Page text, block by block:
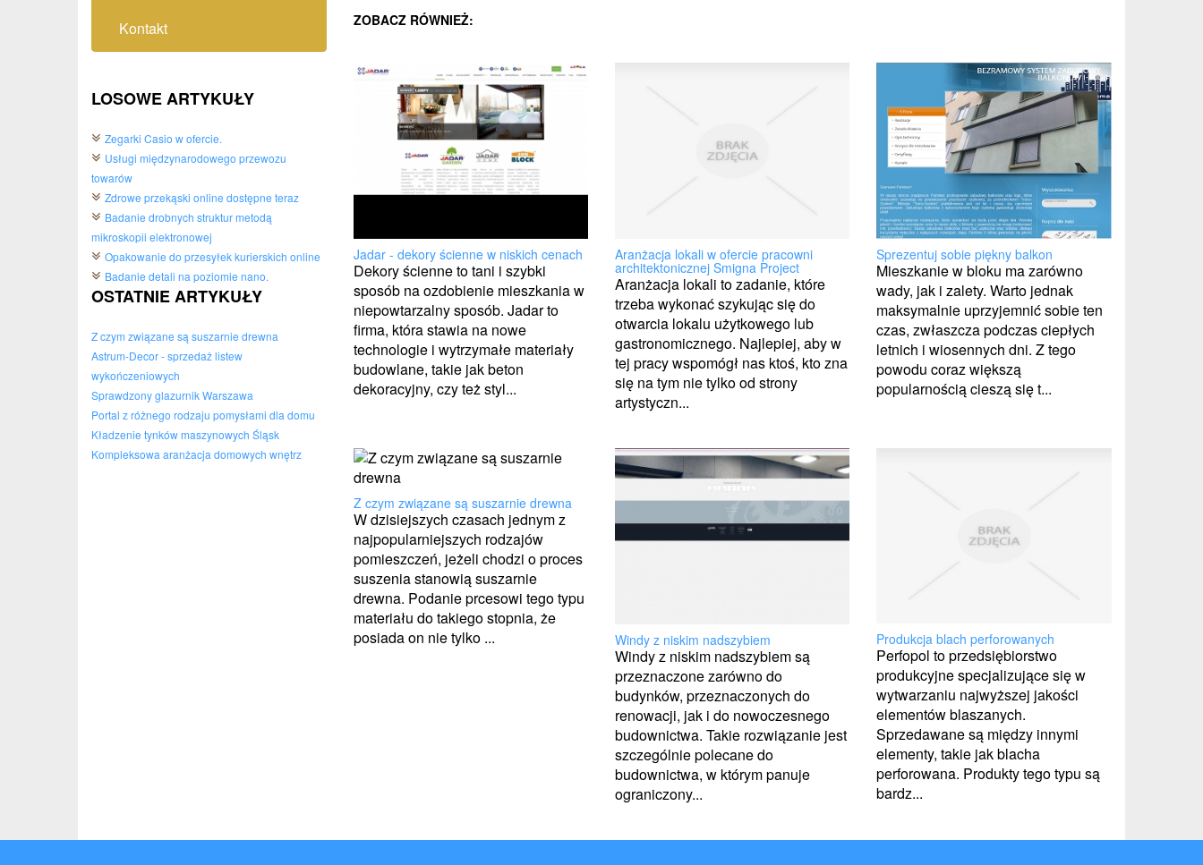
Kontakt
LOSOWE ARTYKUŁY
Zegarki Casio w ofercie.
Usługi międzynarodowego przewozu
towarów
Zdrowe przekąski online dostępne teraz
Badanie drobnych struktur metodą
mikroskopii elektronowej
Opakowanie do przesyłek kurierskich online
Badanie detali na poziomie nano.
OSTATNIE ARTYKUŁY
Z czym związane są suszarnie drewna
Astrum-Decor - sprzedaż listew
wykończeniowych
Sprawdzony glazurnik Warszawa
Portal z różnego rodzaju pomysłami dla domu
Kładzenie tynków maszynowych Śląsk
Kompleksowa aranżacja domowych wnętrz
ZOBACZ RÓWNIEŻ:
Jadar - dekory ścienne w niskich cenach
Dekory ścienne to tani i szybki
sposób na ozdobienie mieszkania w
niepowtarzalny sposób. Jadar to
firma, która stawia na nowe
technologie i wytrzymałe materiały
budowlane, takie jak beton
dekoracyjny, czy też styl...
Aranżacja lokali w ofercie pracowni
architektonicznej Smigna Project
Aranżacja lokali to zadanie, które
trzeba wykonać szykując się do
otwarcia lokalu użytkowego lub
gastronomicznego. Najlepiej, aby w
tej pracy wspomógł nas ktoś, kto zna
się na tym nie tylko od strony
artystyczn...
Sprezentuj sobie piękny balkon
Mieszkanie w bloku ma zarówno
wady, jak i zalety. Warto jednak
maksymalnie uprzyjemnić sobie ten
czas, zwłaszcza podczas ciepłych
letnich i wiosennych dni. Z tego
powodu coraz większą
popularnością cieszą się t...
Z czym związane są suszarnie drewna
W dzisiejszych czasach jednym z
najpopularniejszych rodzajów
pomieszczeń, jeżeli chodzi o proces
suszenia stanowią suszarnie
drewna. Podanie prcesowi tego typu
materiału do takiego stopnia, że
posiada on nie tylko ...
Windy z niskim nadszybiem
Windy z niskim nadszybiem są
przeznaczone zarówno do
budynków, przeznaczonych do
renowacji, jak i do nowoczesnego
budownictwa. Takie rozwiązanie jest
szczególnie polecane do
budownictwa, w którym panuje
ograniczony...
Produkcja blach perforowanych
Perfopol to przedsiębiorstwo
produkcyjne specjalizujące się w
wytwarzaniu najwyższej jakości
elementów blaszanych.
Sprzedawane są między innymi
elementy, takie jak blacha
perforowana. Produkty tego typu są
bardz...